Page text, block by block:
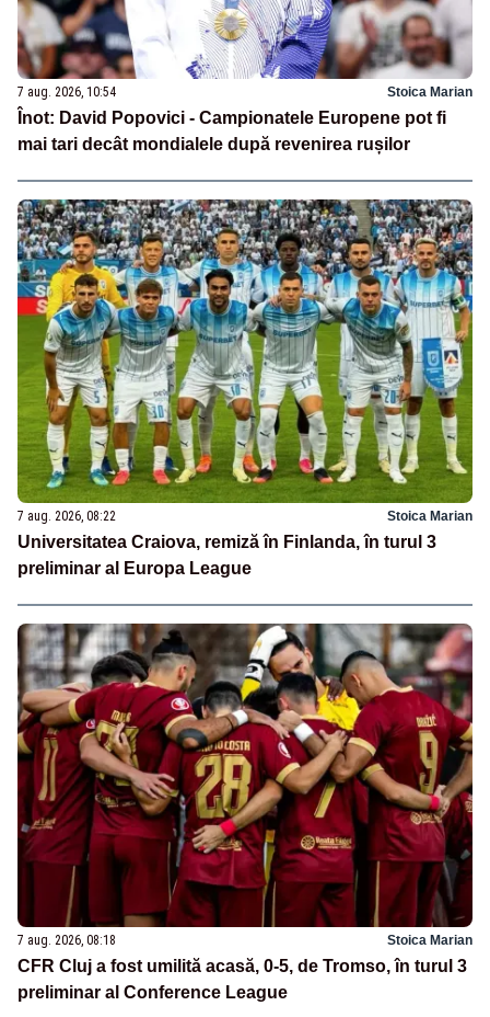
7 aug. 2026, 10:54 Stoica Marian
Înot: David Popovici - Campionatele Europene pot fi
mai tari decât mondialele după revenirea rușilor
7 aug. 2026, 08:22 Stoica Marian
Universitatea Craiova, remiză în Finlanda, în turul 3
preliminar al Europa League
7 aug. 2026, 08:18 Stoica Marian
CFR Cluj a fost umilită acasă, 0-5, de Tromso, în turul 3
preliminar al Conference League